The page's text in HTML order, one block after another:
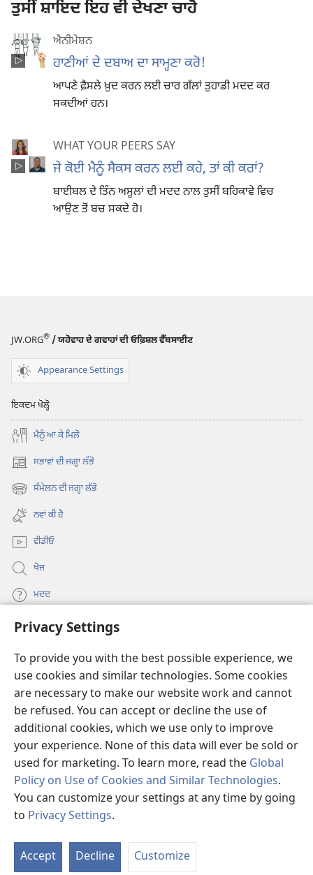
Privacy Settings
To provide you with the best possible experience, we
use cookies and similar technologies. Some cookies
are necessary to make our website work and cannot
be refused. You can accept or decline the use of
additional cookies, which we use only to improve
your experience. None of this data will ever be sold or
used for marketing. To learn more, read the Global
Policy on Use of Cookies and Similar Technologies.
You can customize your settings at any time by going
to Privacy Settings.
Accept Decline Customize
ਤੁਸੀਂ ਸ਼ਾਇਦ ਇਹ ਵੀ ਦੇਖਣਾ ਚਾਹੋ
ਐਨੀਮੇਸ਼ਨ
ਹਾਣੀਆਂ ਦੇ ਦਬਾਅ ਦਾ ਸਾਮ੍ਹਣਾ ਕਰੋ!
ਆਪਣੇ ਫ਼ੈਸਲੇ ਖ਼ੁਦ ਕਰਨ ਲਈ ਚਾਰ ਗੱਲਾਂ ਤੁਹਾਡੀ ਮਦਦ ਕਰ
ਸਕਦੀਆਂ ਹਨ।
WHAT YOUR PEERS SAY
ਜੇ ਕੋਈ ਮੈਨੂੰ ਸੈਕਸ ਕਰਨ ਲਈ ਕਹੇ, ਤਾਂ ਕੀ ਕਰਾਂ?
ਬਾਈਬਲ ਦੇ ਤਿੰਨ ਅਸੂਲਾਂ ਦੀ ਮਦਦ ਨਾਲ ਤੁਸੀਂ ਬਹਿਕਾਵੇ ਵਿਚ
ਆਉਣ ਤੋਂ ਬਚ ਸਕਦੇ ਹੋ।
JW.ORG® / ਯਹੋਵਾਹ ਦੇ ਗਵਾਹਾਂ ਦੀ ਓਫ਼ਿਸ਼ਲ ਵੈੱਬਸਾਈਟ
Appearance Settings
ਇਕਦਮ ਖੋਲ੍ਹੋ
ਮੈਨੂੰ ਆ ਕੇ ਮਿਲੋ
ਸਭਾਵਾਂ ਦੀ ਜਗ੍ਹਾ ਲੱਭੋ
(opens
new
window)
ਸੰਮੇਲਨ ਦੀ ਜਗ੍ਹਾ ਲੱਭੋ
(opens
new
window)
ਨਵਾਂ ਕੀ ਹੈ
ਵੀਡੀਓ
ਖੋਜ
ਮਦਦ
ਦਾਨ
new
window)Watchtower ONLINE LIBRARY™
(opens
new
window)JW Hub
(opens
new
window)
®
Copyright© 2026 Watch Tower Bible and Tract Society of Pennsylvania.
ਵਰਤੋਂ ਦੀਆਂ ਸ਼ਰਤਾਂ